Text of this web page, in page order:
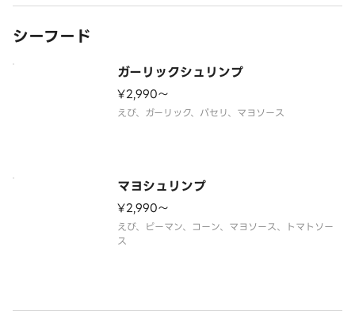
シーフード
ガーリックシュリンプ
¥2,990〜
えび、ガーリック、パセリ、マヨソース
マヨシュリンプ
¥2,990〜
えび、ピーマン、コーン、マヨソース、トマトソー
ス